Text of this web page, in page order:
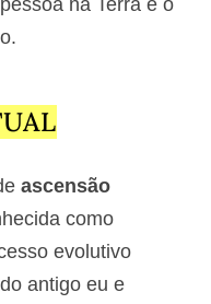
ascensão
como
evolutivo
antigo eu e